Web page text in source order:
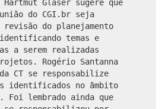
Hartmut Glaser sugere que
do CGI.br seja
revisão do planejamento
temas e
a serem realizadas
Rogério Santanna
CT se responsabilize
identificados no âmbito
Foi lembrado ainda que